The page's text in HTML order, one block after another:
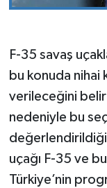
F-35 savaş
bu konuda nihai
verileceğini
nedeniyle bu
uçağı F-35 ve
Türkiye’nin